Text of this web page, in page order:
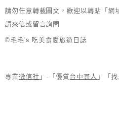
請勿任意轉載圖文，歡迎以轉貼「網
請來信或留言詢問
©毛毛's 吃美食愛旅遊日誌
專業徵信社 」-「優質台中尋人 」「找